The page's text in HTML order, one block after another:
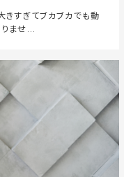
きすぎてブカブカでも動
ませ...